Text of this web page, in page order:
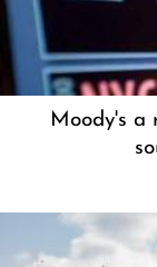
Moody's a